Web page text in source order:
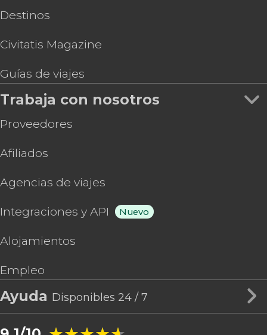
Destinos
Civitatis Magazine
Guías de viajes
Trabaja con nosotros
Proveedores
Afiliados
Agencias de viajes
Integraciones y API Nuevo
Alojamientos
Empleo
Ayuda Disponibles 24 / 7